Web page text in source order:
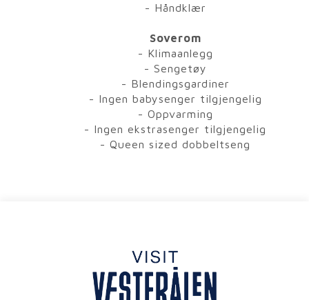
- Håndklær
Soverom
- Klimaanlegg
- Sengetøy
- Blendingsgardiner
- Ingen babysenger tilgjengelig
- Oppvarming
- Ingen ekstrasenger tilgjengelig
- Queen sized dobbeltseng